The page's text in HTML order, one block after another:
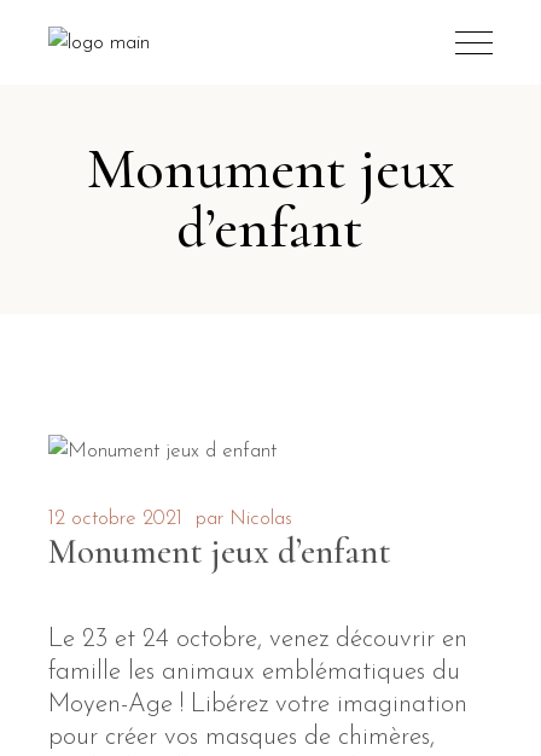
Monument jeux
d’enfant
12 octobre 2021 par Nicolas
Monument jeux d’enfant
Le 23 et 24 octobre, venez découvrir en
famille les animaux emblématiques du
Moyen-Age ! Libérez votre imagination
pour créer vos masques de chimères,